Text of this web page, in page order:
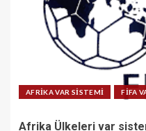
AFRİKA VAR SİSTEMİ FİFA
Afrika Ülkeleri var